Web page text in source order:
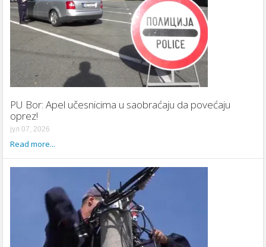
PU Bor: Apel učesnicima u saobraćaju da povećaju
oprez!
јул 07, 2026
Read more...